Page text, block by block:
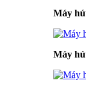
Máy
Máy